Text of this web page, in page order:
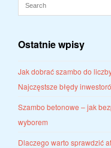
Ostatnie wpisy
Jak dobrać szambo do
Najczęstsze błędy
Szambo betonowe – jak
wyborem
Dlaczego warto sprawdzić